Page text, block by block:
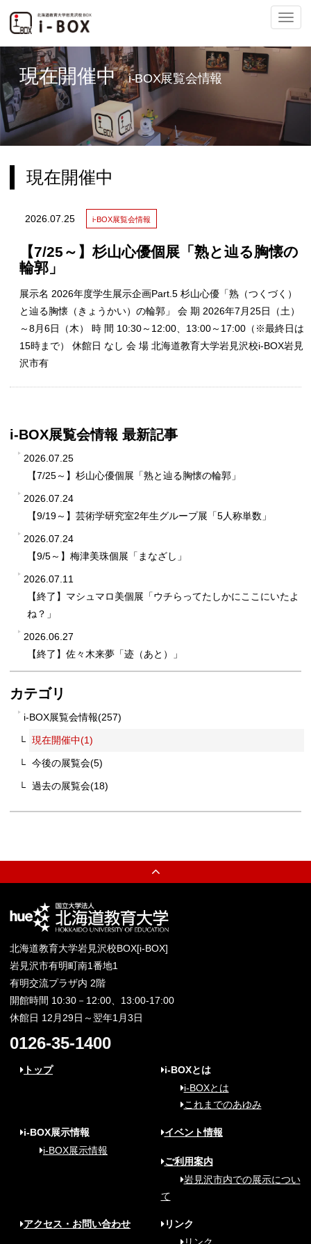
ナ
ビ
ー
シ
切
替
現在開催中 i-BOX展覧会情報
現在開催中
2026.07.25 i-BOX展覧会情報
【7/25～】杉山心優個展「熟と辿る胸懐の
輪郭」
展示名 2026年度学生展示企画Part.5 杉山心優「熟（つくづく）
と辿る胸懐（きょうかい）の輪郭」 会 期 2026年7月25日（土）
～8月6日（木） 時 間 10:30～12:00、13:00～17:00（※最終日は
15時まで） 休館日 なし 会 場 北海道教育大学岩見沢校i-BOX岩見
沢市有
i-BOX展覧会情報 最新記事
2026.07.25
【7/25～】杉山心優個展「熟と辿る胸懐の輪郭」
2026.07.24
【9/19～】芸術学研究室2年生グループ展「5人称単数」
2026.07.24
【9/5～】梅津美珠個展「まなざし」
2026.07.11
【終了】マシュマロ美個展「ウチらってたしかにここにいたよ
ね？」
2026.06.27
【終了】佐々木来夢「迹（あと）」
カテゴリ
i-BOX展覧会情報(257)
現在開催中(1)
今後の展覧会(5)
過去の展覧会(18)
北海道教育大学岩見沢校BOX[i-BOX]
岩見沢市有明町南1番地1
有明交流プラザ内 2階
開館時間 10:30－12:00、13:00-17:00
休館日 12月29日～翌年1月3日
0126-35-1400
トップ
i-BOXとは
i-BOXとは
これまでのあゆみ
i-BOX展示情報
i-BOX展示情報
イベント情報
ご利用案内
岩見沢市内での展示につい
て
アクセス・お問い合わせ
リンク
リンク